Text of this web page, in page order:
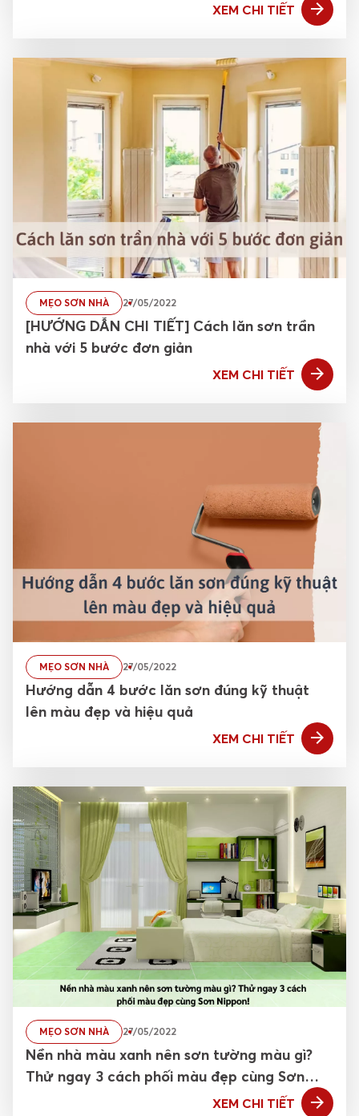
XEM CHI TIẾT
MẸO SƠN NHÀ 27/05/2022
[HƯỚNG DẪN CHI TIẾT] Cách lăn sơn trần
nhà với 5 bước đơn giản
XEM CHI TIẾT
MẸO SƠN NHÀ 27/05/2022
Hướng dẫn 4 bước lăn sơn đúng kỹ thuật
lên màu đẹp và hiệu quả
XEM CHI TIẾT
MẸO SƠN NHÀ 27/05/2022
Nền nhà màu xanh nên sơn tường màu gì?
Thử ngay 3 cách phối màu đẹp cùng Sơn
XEM CHI TIẾT